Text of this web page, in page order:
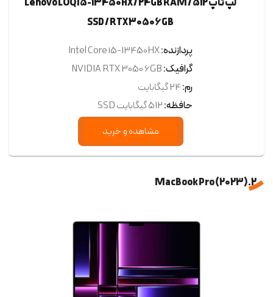
SSD / RTX 3050 6GB
پردازنده:Intel Core i5-13450HX
گرافیک:NVIDIA RTX 3050 6GB
رم:24 گیگابایت
حافظه:512 گیگابایت SSD
مشاهده و خرید
2. (2023) MacBook Pro